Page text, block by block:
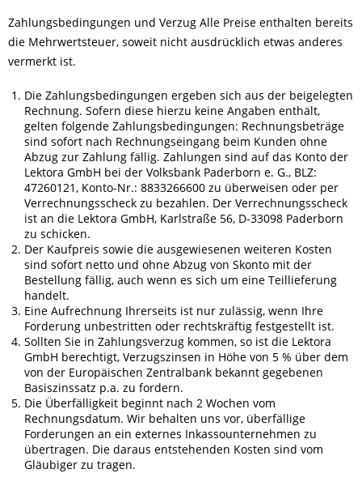
Zahlungsbedingungen und Verzug Alle Preise enthalten bereits
die Mehrwertsteuer, soweit nicht ausdrücklich etwas anderes
vermerkt ist.
Die Zahlungsbedingungen ergeben sich aus der beigelegten
Rechnung. Sofern diese hierzu keine Angaben enthält,
gelten folgende Zahlungsbedingungen: Rechnungsbeträge
sind sofort nach Rechnungseingang beim Kunden ohne
Abzug zur Zahlung fällig. Zahlungen sind auf das Konto der
Lektora GmbH bei der Volksbank Paderborn e. G., BLZ:
47260121, Konto-Nr.: 8833266600 zu überweisen oder per
Verrechnungsscheck zu bezahlen. Der Verrechnungsscheck
ist an die Lektora GmbH, Karlstraße 56, D-33098 Paderborn
zu schicken.
Der Kaufpreis sowie die ausgewiesenen weiteren Kosten
sind sofort netto und ohne Abzug von Skonto mit der
Bestellung fällig, auch wenn es sich um eine Teillieferung
handelt.
Eine Aufrechnung Ihrerseits ist nur zulässig, wenn Ihre
Forderung unbestritten oder rechtskräftig festgestellt ist.
Sollten Sie in Zahlungsverzug kommen, so ist die Lektora
GmbH berechtigt, Verzugszinsen in Höhe von 5 % über dem
von der Europäischen Zentralbank bekannt gegebenen
Basiszinssatz p.a. zu fordern.
Die Überfälligkeit beginnt nach 2 Wochen vom
Rechnungsdatum. Wir behalten uns vor, überfällige
Forderungen an ein externes Inkassounternehmen zu
übertragen. Die daraus entstehenden Kosten sind vom
Gläubiger zu tragen.